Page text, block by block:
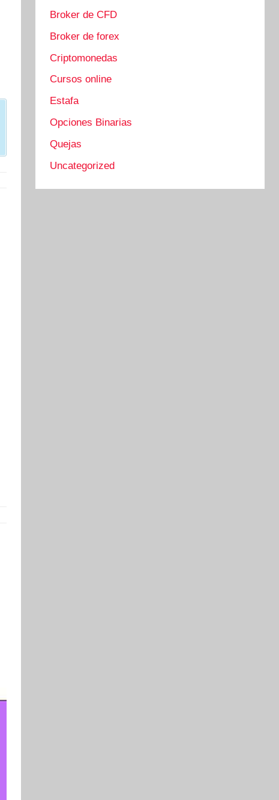
Broker de CFD
Broker de forex
Criptomonedas
Cursos online
Estafa
Opciones Binarias
Quejas
Uncategorized